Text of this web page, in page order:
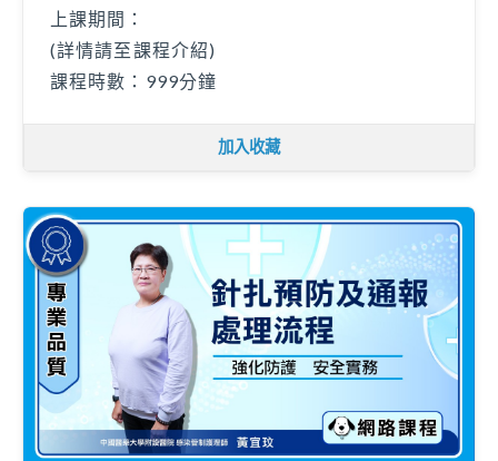
上課期間：
(詳情請至課程介紹)
課程時數：999分鐘
加入收藏